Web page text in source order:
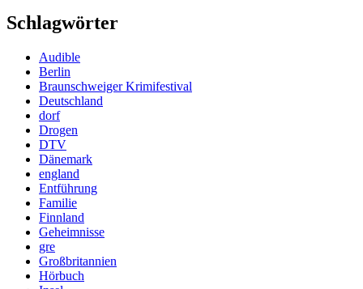
Schlagwörter
Audible
Berlin
Braunschweiger Krimifestival
Deutschland
dorf
Drogen
DTV
Dänemark
england
Entführung
Familie
Finnland
Geheimnisse
gre
Großbritannien
Hörbuch